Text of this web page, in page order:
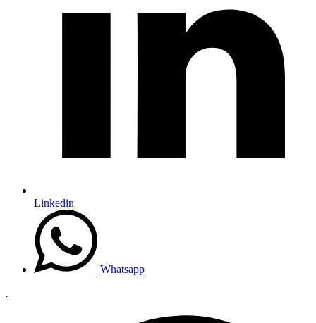
Linkedin
Whatsapp
.